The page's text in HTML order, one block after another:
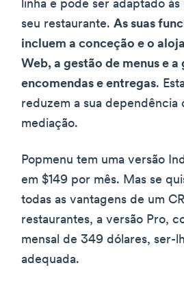
linha e pode ser adaptado
seu restaurante. As suas
incluem a conceção e o
Web, a gestão de menus e a
encomendas e entregas.
reduzem a sua dependência
mediação.
Popmenu tem uma versão
em $149 por mês. Mas se
todas as vantagens de um
restaurantes, a versão Pro,
mensal de 349 dólares, ser-
adequada.